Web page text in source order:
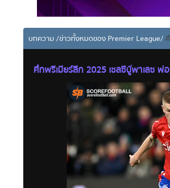
บทความ /ข่าวทั้งหมดของ Premier League/ศึ
ศึกพรีเมียร์ลีก 2025 เชลซีบู๊พาเลซ ฟ